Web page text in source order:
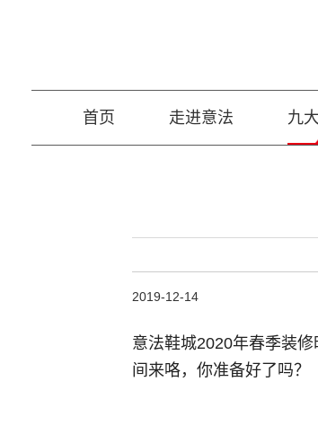
首页 走进意法 九
2019-12-14
意法鞋城2020年春季装修
间来咯，你准备好了吗？